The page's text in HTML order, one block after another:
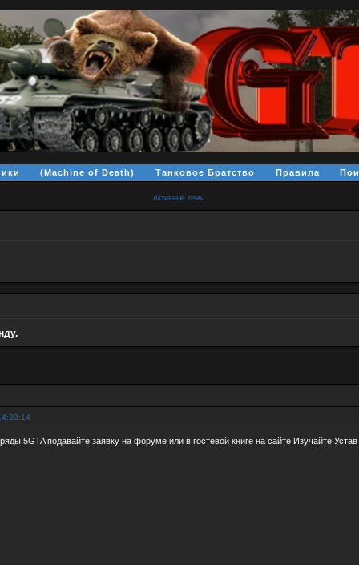
(Machine of Death) Танковое Братство Правила
Активные темы
5GTA подавайте заявку на форуме или в гостевой книге на сайте.Изучайте